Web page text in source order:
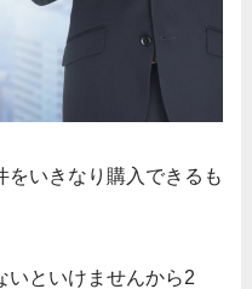
をいきなり購入できるも
いといけませんから2